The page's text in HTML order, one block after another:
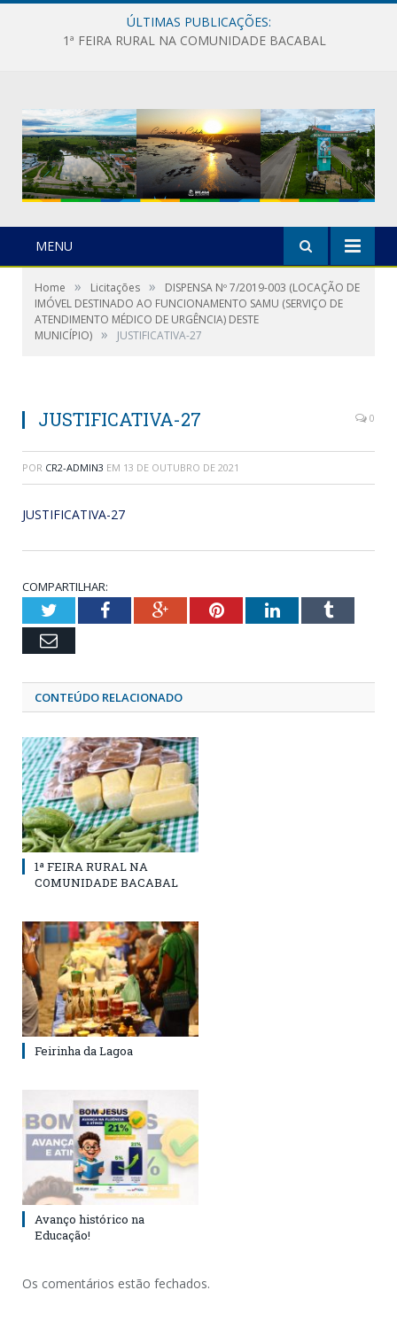
ÚLTIMAS PUBLICAÇÕES:
1ª FEIRA RURAL NA COMUNIDADE BACABAL
MENU
Home » Licitações »
DISPENSA Nº 7/2019-003 (LOCAÇÃO DE
IMÓVEL DESTINADO AO FUNCIONAMENTO SAMU (SERVIÇO DE
ATENDIMENTO MÉDICO DE URGÊNCIA) DESTE
MUNICÍPIO) » JUSTIFICATIVA-27
JUSTIFICATIVA-27 0
POR CR2-ADMIN3 EM 13 DE OUTUBRO DE 2021
JUSTIFICATIVA-27
COMPARTILHAR:
TwitterFacebookGoogle+PinterestLinkedInTumblr
Email
CONTEÚDO RELACIONADO
1ª FEIRA RURAL NA
COMUNIDADE BACABAL
Feirinha da Lagoa
Avanço histórico na
Educação!
Os comentários estão fechados.